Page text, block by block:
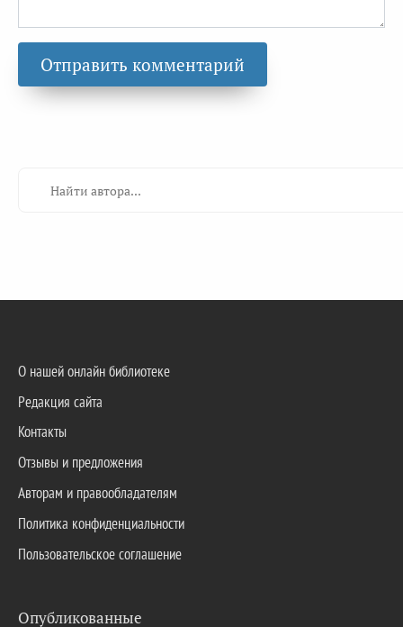
О нашей онлайн библиотеке
Редакция сайта
Контакты
Отзывы и предложения
Авторам и правообладателям
Политика конфиденциальности
Пользовательское соглашение
Опубликованные